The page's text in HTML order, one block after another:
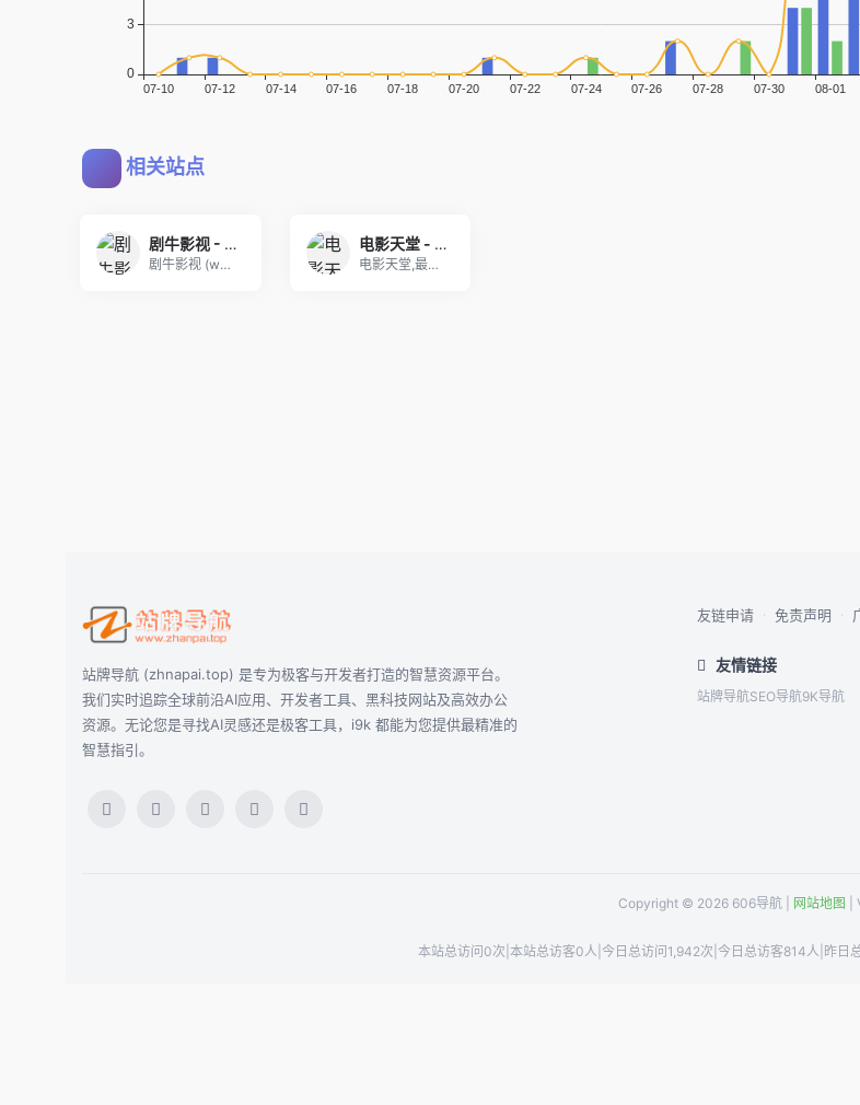
相关站点
剧牛影视 - 2026最新热门高清电影电视剧免费在线看
剧牛影视 (www.juniutv.top) 致
电影天堂 - 高清电影观看,高品质生活
电影天堂,最好的迅雷电影网,分享最新电影,高清电
站牌导航 (zhnapai.top) 是专为极客与开发者打造的智慧资源平台。
我们实时追踪全球前沿AI应用、开发者工具、黑科技网站及高效办公
资源。无论您是寻找AI灵感还是极客工具，i9k 都能为您提供最精准的
智慧指引。
友链申请 · 免责声明 ·
友情链接
站牌导航SEO导航9K导航
Copyright © 2026 606导航 | 网站地图 |
本站总访问0次 本站总访客0人 今日总访问1,942次 今日总访客814人 昨日